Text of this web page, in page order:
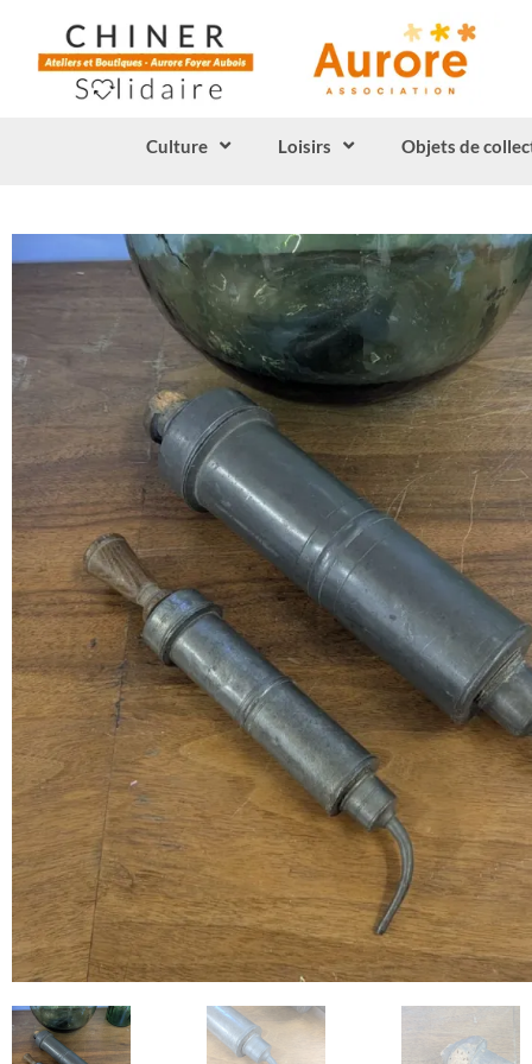
Culture Loisirs Objets de